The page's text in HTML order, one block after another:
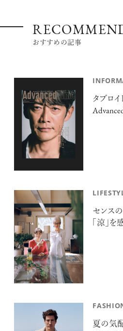
おすすめの記事
タブロ
センス
「涼」を
夏の気